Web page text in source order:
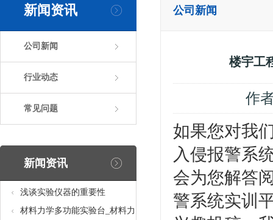
新闻资讯
公司新闻
行业动态
常见问题
新闻资讯
浅谈实验仪器的重要性
材料力学多功能实验台_材料力
公司新闻
楼宇工
作
如果您对我
入侵报警系
会为您解答
警系统实训